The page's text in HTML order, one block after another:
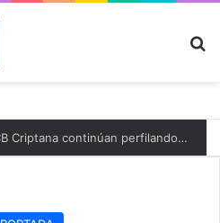
El CB Villarrobledo y el CB Criptana continúan perfilando sus plantillas